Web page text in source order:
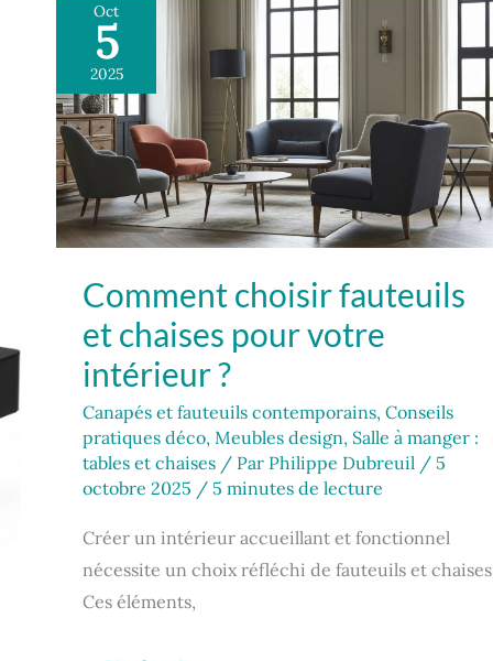
Oct
5
2025
Comment choisir fauteuils
et chaises pour votre
intérieur ?
Canapés et fauteuils contemporains, Conseils
pratiques déco, Meubles design, Salle à manger :
tables et chaises / Par Philippe Dubreuil / 5
octobre 2025 / 5 minutes de lecture
Créer un intérieur accueillant et fonctionnel
nécessite un choix réfléchi de fauteuils et
Ces éléments,
Comment
choisir
fauteuils
et
chaises
pour
votre
intérieur
?